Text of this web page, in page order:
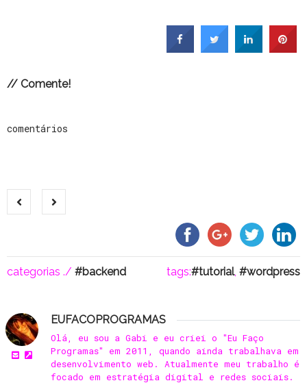
// Comente!
comentários
categorias ./ backend tags: tutorial, wordpress
EUFACOPROGRAMAS
Olá, eu sou a Gabi e eu criei o "Eu Faço
Programas" em 2011, quando ainda trabalhava em
desenvolvimento web. Atualmente meu trabalho é
focado em estratégia digital e redes sociais.